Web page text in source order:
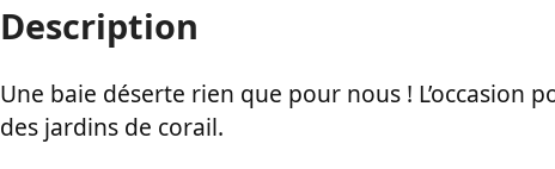
Description
Une baie déserte rien que pour nous ! L’occasion
des jardins de corail.